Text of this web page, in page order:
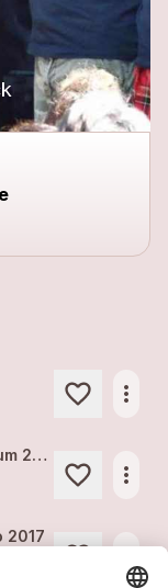
more_horiz
Debout par Glasnost new album 2018
more_horiz
2017